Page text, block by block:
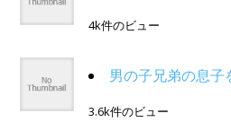
4k件のビュー
男の子兄弟の息子
3.6k件のビュー